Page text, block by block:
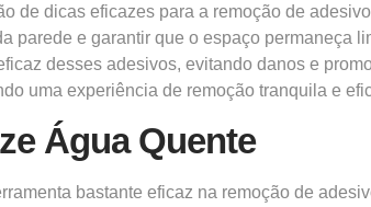
de dicas eficazes para a remoção de
parede e garantir que o espaço permaneça
desses adesivos, evitando danos e
uma experiência de remoção tranquila e
Água Quente
bastante eficaz na remoção de